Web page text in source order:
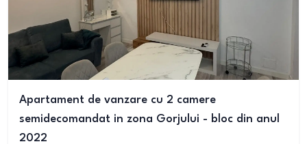
Apartament de vanzare cu 2 camere
semidecomandat in zona Gorjului - bloc din anul
2022